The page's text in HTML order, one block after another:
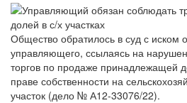
Общество обратилось в суд с иском
управляющего, ссылаясь на
торгов по продаже принадлежащей
праве собственности на
участок (дело № А12-33076/22).